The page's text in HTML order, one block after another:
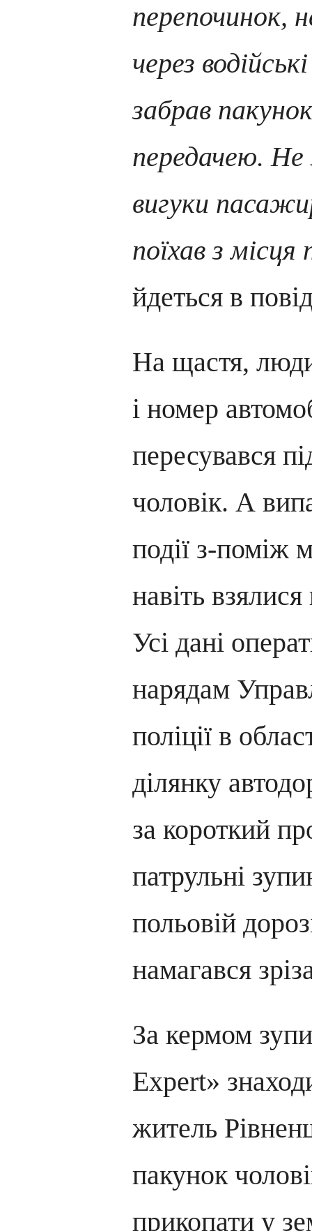
перепочинок,
через
забрав
передачею.
вигуки
поїхав з місця
йдеться в
На щастя,
і номер
пересувався
чоловік. А
події з-поміж
навіть
Усі дані
нарядам
поліції в
ділянку
за короткий
патрульні
польовій
намагався
За кермом
Expert»
житель
пакунок
прикопати у